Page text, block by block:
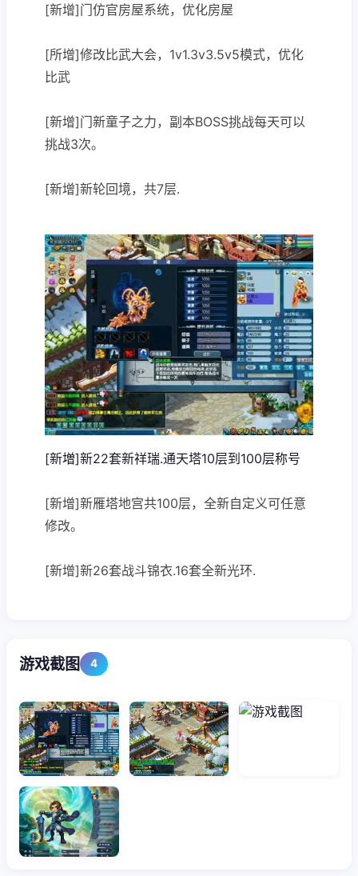
[新增]门仿官房屋系统，优化房屋
[所增]修改比武大会，1v1.3v3.5v5模式，优化
比武
[新增]门新童子之力，副本BOSS挑战每天可以
挑战3次。
[新增]新轮回境，共7层.
[新増]新22套新祥瑞.通天塔10层到100层称号
[新增]新雁塔地宫共100层，全新自定义可任意
修改。
[新增]新26套战斗锦衣.16套全新光环.
游戏截图 4